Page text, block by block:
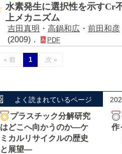
水素発生に選択性を示すCr
上メカニズム
吉田真明 ・ 高鍋和広 ・ 前田和彦
(2009)．
PDF
« 前 1 次 »
よく読まれているページ
プラスチック分解研究
はどこへ向かうのか―ケ
ミカルリサイクルの歴史
と展望―
作